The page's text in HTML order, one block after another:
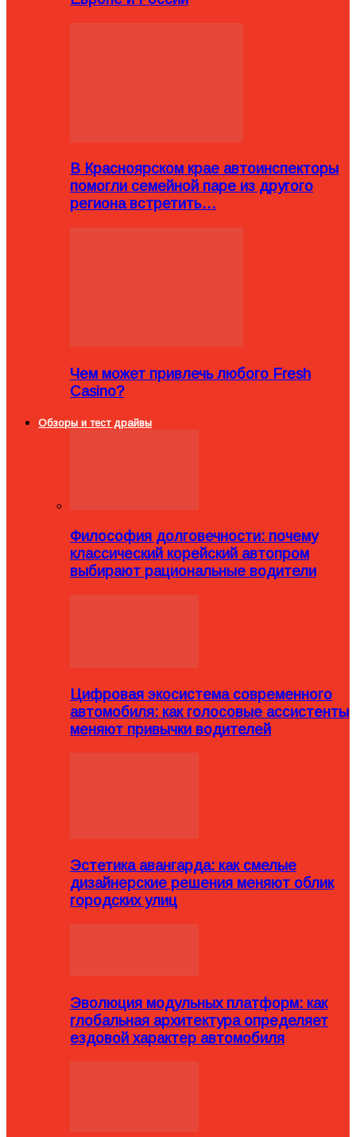
В Красноярском крае автоинспекторы
помогли семейной паре из другого
региона встретить…
Чем может привлечь любого Fresh
Casino?
Обзоры и тест драйвы
Философия долговечности: почему
классический корейский автопром
выбирают рациональные водители
Цифровая экосистема современного
автомобиля: как голосовые ассистенты
меняют привычки водителей
Эстетика авангарда: как смелые
дизайнерские решения меняют облик
городских улиц
Эволюция модульных платформ: как
глобальная архитектура определяет
ездовой характер автомобиля